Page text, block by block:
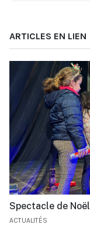
ARTICLES EN LIEN
Spectacle de Noël
ACTUALITÉS